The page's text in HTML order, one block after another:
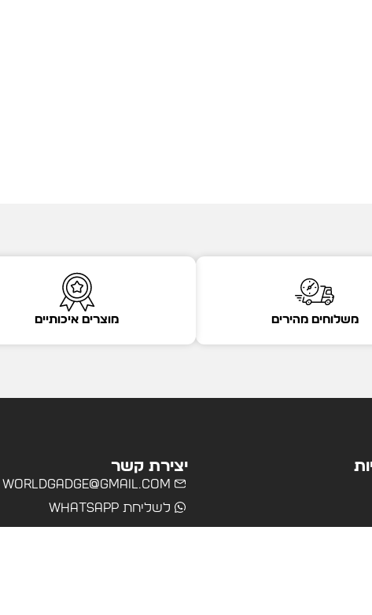
משלוחים מהירים מוצרים איכותיים
יצירת קשר
worldgadge@gmail.com
לשליחת WhatsApp